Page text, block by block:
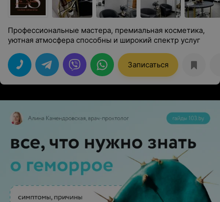
Профессиональные мастера, премиальная косметика,
уютная атмосфера способны и широкий спектр услуг
Записаться